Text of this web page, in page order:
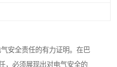
安全责任的有力证明。在巴
，必须展现出对电气安全的